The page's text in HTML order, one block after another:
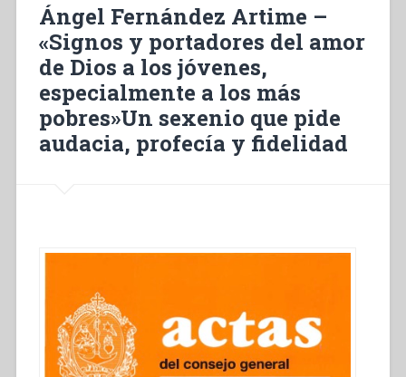
formazione
salesiana”
Ángel Fernández Artime –
«Signos y portadores del amor
de Dios a los jóvenes,
especialmente a los más
pobres»Un sexenio que pide
audacia, profecía y fidelidad